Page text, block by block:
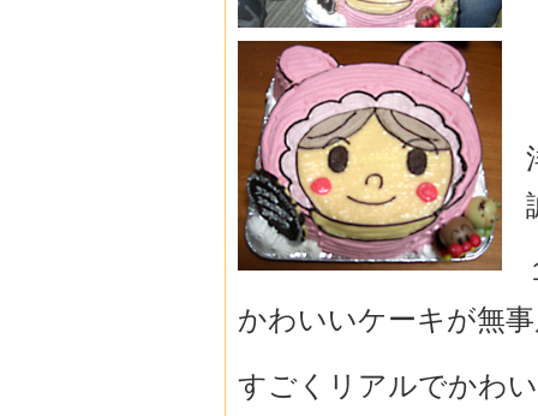
かわいいケーキが無
すごくリアルでかわ